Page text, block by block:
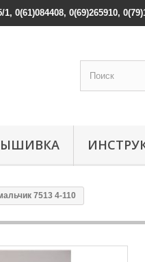
0(61)084408, 0(69)265910,
7513 4-110